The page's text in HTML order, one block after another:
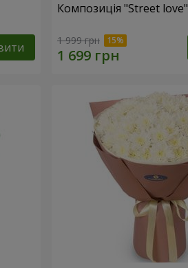
Композиція "Street love"
1 999 грн